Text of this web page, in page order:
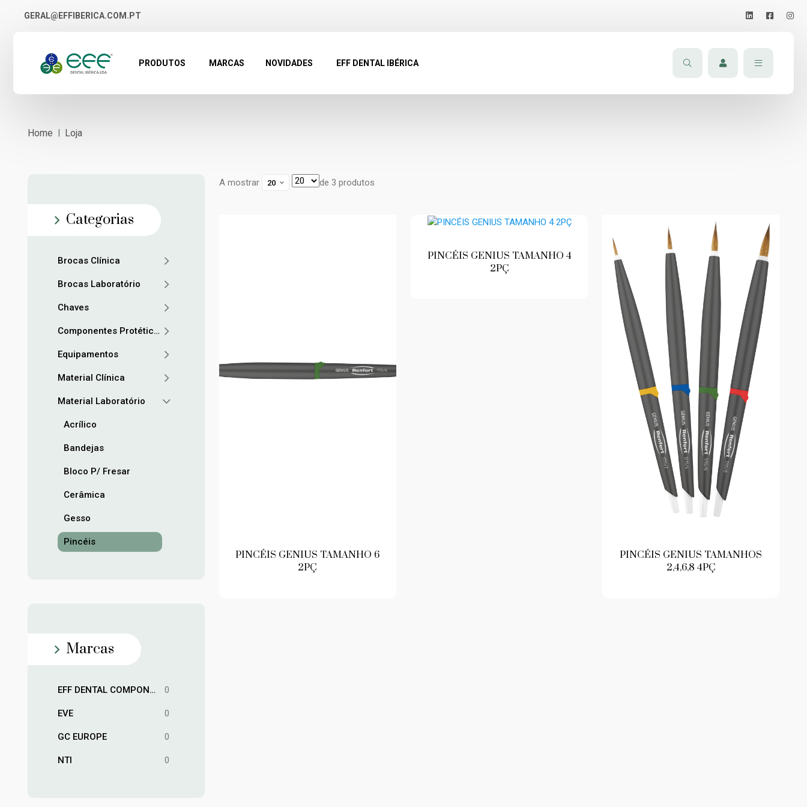
GERAL@EFFIBERICA.COM.PT
PRODUTOS MARCAS NOVIDADES EFF DENTAL IBÉRICA
Home Loja
Categorias
Brocas Clínica
Brocas Laboratório
Chaves
Componentes Protéticos
Equipamentos
Material Clínica
Material Laboratório
Acrílico
Bandejas
Bloco P/ Fresar
Cerâmica
Gesso
Pincéis
Marcas
EFF DENTAL COMPONENTES 0
EVE 0
GC EUROPE 0
NTI 0
A mostrar 20 de 3 produtos
PINCÉIS GENIUS TAMANHO 6
2PÇ
PINCÉIS GENIUS TAMANHO 4
2PÇ
PINCÉIS GENIUS TAMANHOS
2,4,6,8 4PÇ